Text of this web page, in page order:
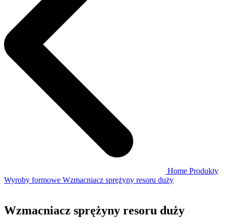
Home Produkty
Wyroby formowe Wzmacniacz sprężyny resoru duży
Wzmacniacz sprężyny resoru duży